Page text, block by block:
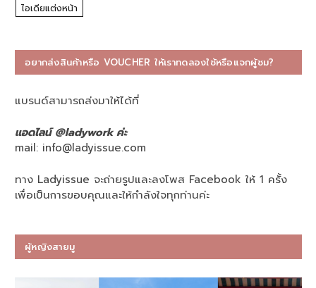
ไอเดียแต่งหน้า
อยากส่งสินค้าหรือ VOUCHER ให้เราทดลองใช้หรือแจกผู้ชม?
แบรนด์สามารถส่งมาให้ได้ที่
แอดไลน์ @ladywork ค่ะ
mail: info@ladyissue.com
ทาง Ladyissue จะถ่ายรูปและลงโพส Facebook ให้ 1 ครั้ง
เพื่อเป็นการขอบคุณและให้กำลังใจทุกท่านค่ะ
ผู้หญิงสายมู